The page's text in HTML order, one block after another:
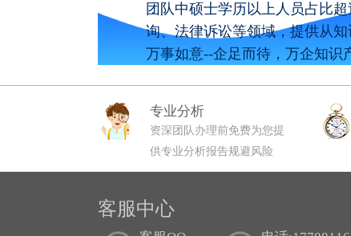
团队中硕士学历以上人员占比
询、法律诉讼等领域，提供从
万事如意--企足而待，万企知识
专业分析
资深团队办理前免费为您提
供专业分析报告规避风险
客服中心